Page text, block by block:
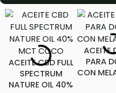
ACEITE CBD FULL
SPECTRUM
NATURE OIL 40%
ACEITE
PARA
CON